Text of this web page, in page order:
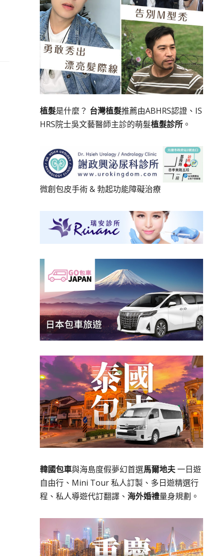
植髮是什麼？ 台灣植髮推薦由ABHRS認證、IS
HRS院士吳文藝醫師主診的萌髮植髮診所。
微創包皮手術&勃起功能障礙治療
韓國包車與海島度假夢幻首選馬爾地夫一日遊
自由行、Mini Tour 私人訂製、多日遊精選行
程、私人導遊代訂翻譯、 海外婚禮量身規劃。